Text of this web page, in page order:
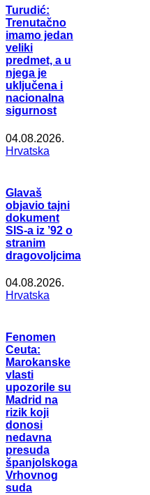
Turudić:
Trenutačno
imamo jedan
veliki
predmet, a u
njega je
uključena i
nacionalna
sigurnost
04.08.2026.
Hrvatska
Glavaš
objavio tajni
dokument
SIS-a iz ’92 o
stranim
dragovoljcima
04.08.2026.
Hrvatska
Fenomen
Ceuta:
Marokanske
vlasti
upozorile su
Madrid na
rizik koji
donosi
nedavna
presuda
španjolskoga
Vrhovnog
suda